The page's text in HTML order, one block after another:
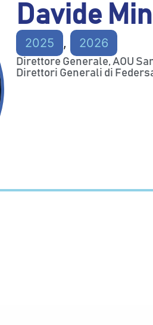
Davide
2025 , 2026
Direttore Generale, AOU
Direttori Generali di